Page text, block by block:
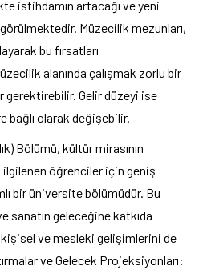
istihdamın artacağı ve yeni
Müzecilik mezunları,
bu fırsatları
alanında çalışmak zorlu bir
gerektirebilir. Gelir düzeyi ise
olarak değişebilir.
Bölümü, kültür mirasının
ilgilenen öğrenciler için geniş
bir üniversite bölümüdür. Bu
sanatın geleceğine katkıda
kişisel ve mesleki gelişimlerini de
ve Gelecek Projeksiyonları: